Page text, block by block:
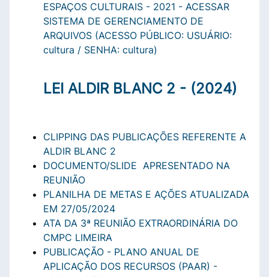
ESPAÇOS CULTURAIS - 2021 - ACESSAR
SISTEMA DE GERENCIAMENTO DE
ARQUIVOS (ACESSO PÚBLICO: USUÁRIO:
cultura / SENHA: cultura)
LEI ALDIR BLANC 2 - (2024)
CLIPPING DAS PUBLICAÇÕES REFERENTE A
ALDIR BLANC 2
DOCUMENTO/SLIDE APRESENTADO NA
REUNIÃO
PLANILHA DE METAS E AÇÕES ATUALIZADA
EM 27/05/2024
ATA DA 3ª REUNIÃO EXTRAORDINÁRIA DO
CMPC LIMEIRA
PUBLICAÇÃO - PLANO ANUAL DE
APLICAÇÃO DOS RECURSOS (PAAR) -